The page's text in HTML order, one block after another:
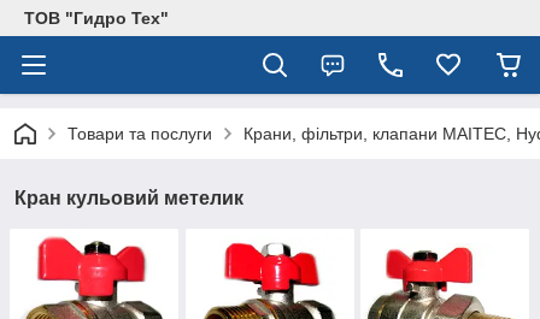
ТОВ "Гидро Тех"
Товари та послуги Крани, фільтри, клапани MAITEC,
Кран кульовий метелик